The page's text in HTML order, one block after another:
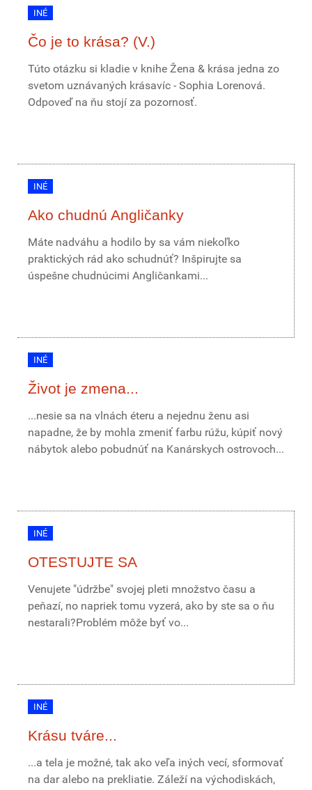
INÉ
Čo je to krása? (V.)
Túto otázku si kladie v knihe Žena & krása jedna zo
svetom uznávaných krásavíc - Sophia Lorenová.
Odpoveď na ňu stojí za pozornosť.
INÉ
Ako chudnú Angličanky
Máte nadváhu a hodilo by sa vám niekoľko
praktických rád ako schudnúť? Inšpirujte sa
úspešne chudnúcimi Angličankami...
INÉ
Život je zmena...
...nesie sa na vlnách éteru a nejednu ženu asi
napadne, že by mohla zmeniť farbu rúžu, kúpiť nový
nábytok alebo pobudnúť na Kanárskych ostrovoch...
INÉ
OTESTUJTE SA
Venujete "údržbe" svojej pleti množstvo času a
peňazí, no napriek tomu vyzerá, ako by ste sa o ňu
nestarali?Problém môže byť vo...
INÉ
Krásu tváre...
...a tela je možné, tak ako veľa iných vecí, sformovať
na dar alebo na prekliatie. Záleží na východiskách,